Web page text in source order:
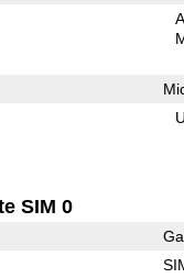
SIM 0